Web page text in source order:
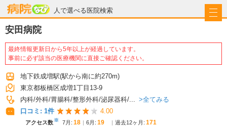
人で選べる医院検索
病院なび
安田病院
最終情報更新日から5年以上が経過しています。
事前に必ず該当の医療機関に直接ご確認ください。
地下鉄成増駅(駅から南に約270m)
東京都板橋区成増1丁目13-9
内科 外科 胃腸科 整形外科 泌尿器科 ...
全てみる
口コミ: 1件 4.00
アクセス数※ 7月 : 18 6月 : 19 過去12ヶ月: 171